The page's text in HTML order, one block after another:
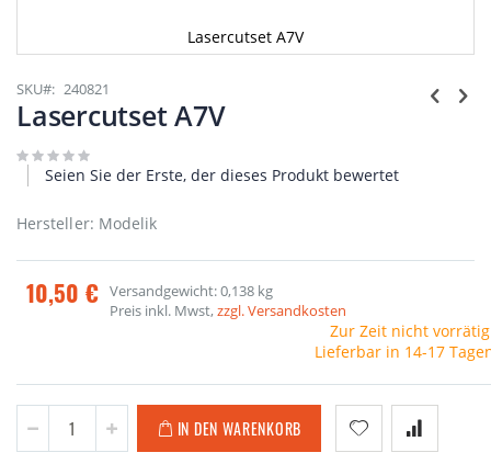
Lasercutset A7V
Anfang
der
Bildgalerie
SKU 240821
Lasercutset A7V
Seien Sie der Erste, der dieses Produkt bewertet
Hersteller: Modelik
10,50 € Versandgewicht: 0,138 kg
Preis inkl. Mwst,zzgl. Versandkosten
Zur Zeit nicht
Lieferbar in 14-17
IN DEN WARENKORB